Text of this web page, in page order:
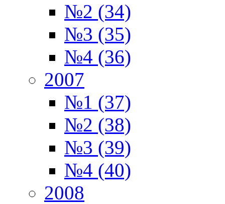
№2 (34)
№3 (35)
№4 (36)
2007
№1 (37)
№2 (38)
№3 (39)
№4 (40)
2008